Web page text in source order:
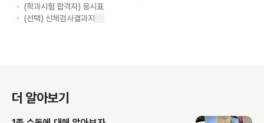
(학과시험 합격자) 응시표
(선택) 신체검사결과지
더 알아보기